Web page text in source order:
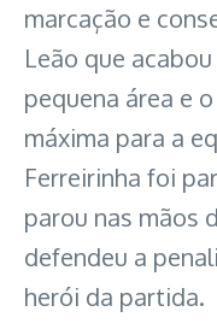
marcação e
Leão que
pequena área e
máxima para a
Ferreirinha foi
parou nas mãos
defendeu a
herói da partida.